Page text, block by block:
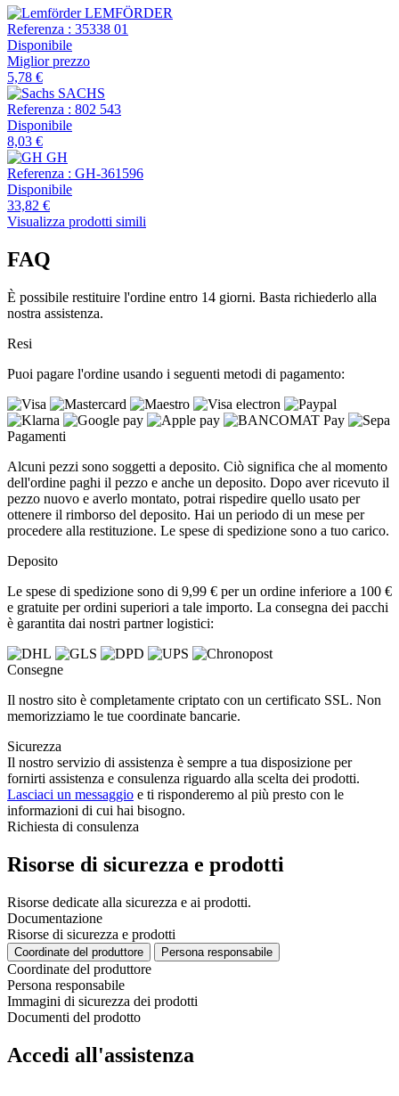
LEMFÖRDER
Referenza : 35338 01
Disponibile
Miglior prezzo
5,78 €
SACHS
Referenza : 802 543
Disponibile
8,03 €
GH
Referenza : GH-361596
Disponibile
33,82 €
Visualizza prodotti simili
FAQ
È possibile restituire l'ordine entro 14 giorni. Basta richiederlo alla
nostra assistenza.
Resi
Puoi pagare l'ordine usando i seguenti metodi di pagamento:
Pagamenti
Alcuni pezzi sono soggetti a deposito. Ciò significa che al momento
dell'ordine paghi il pezzo e anche un deposito. Dopo aver ricevuto il
pezzo nuovo e averlo montato, potrai rispedire quello usato per
ottenere il rimborso del deposito. Hai un periodo di un mese per
procedere alla restituzione. Le spese di spedizione sono a tuo carico.
Deposito
Le spese di spedizione sono di 9,99 € per un ordine inferiore a 100 €
e gratuite per ordini superiori a tale importo. La consegna dei pacchi
è garantita dai nostri partner logistici:
Consegne
Il nostro sito è completamente criptato con un certificato SSL. Non
memorizziamo le tue coordinate bancarie.
Sicurezza
Il nostro servizio di assistenza è sempre a tua disposizione per
fornirti assistenza e consulenza riguardo alla scelta dei prodotti.
Lasciaci un messaggio e ti risponderemo al più presto con le
informazioni di cui hai bisogno.
Richiesta di consulenza
Risorse di sicurezza e prodotti
Risorse dedicate alla sicurezza e ai prodotti.
Documentazione
Risorse di sicurezza e prodotti
Coordinate del produttore Persona responsabile
Coordinate del produttore
Persona responsabile
Immagini di sicurezza dei prodotti
Documenti del prodotto
Accedi all'assistenza